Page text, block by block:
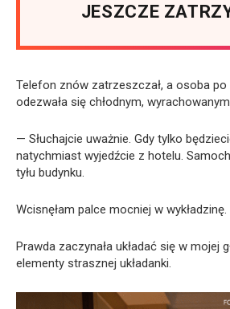
JESZCZE
Telefon znów zatrzeszczał, a osoba po
odezwała się chłodnym,
— Słuchajcie uważnie. Gdy tylko
natychmiast wyjedźcie z hotelu.
tyłu budynku.
Wcisnęłam palce mocniej w wykładzinę.
Prawda zaczynała układać się w mojej
elementy strasznej układanki.